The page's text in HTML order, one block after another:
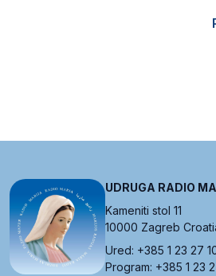
UDRUGA RADIO
Kameniti stol 11
10000 Zagreb
Ured: +385 1 23 27
Program: +385 1 23